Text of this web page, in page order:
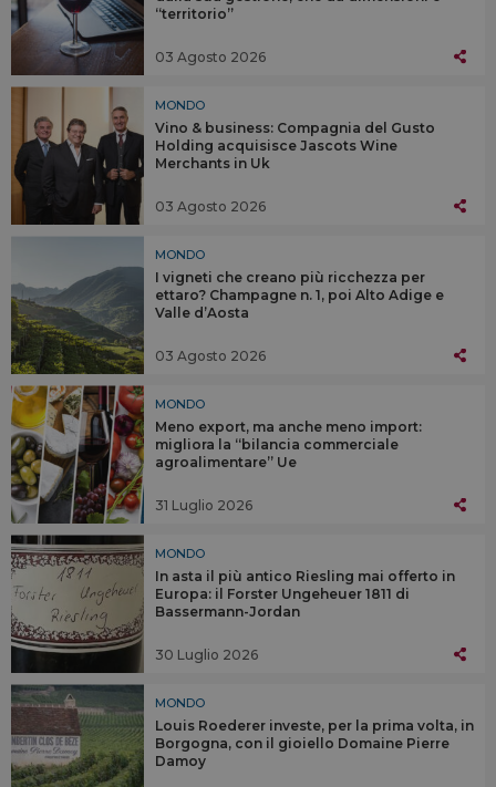
“territorio”
03 Agosto 2026
MONDO
Vino & business: Compagnia del Gusto
Holding acquisisce Jascots Wine
Merchants in Uk
03 Agosto 2026
MONDO
I vigneti che creano più ricchezza per
ettaro? Champagne n. 1, poi Alto Adige e
Valle d’Aosta
03 Agosto 2026
MONDO
Meno export, ma anche meno import:
migliora la “bilancia commerciale
agroalimentare” Ue
31 Luglio 2026
MONDO
In asta il più antico Riesling mai offerto in
Europa: il Forster Ungeheuer 1811 di
Bassermann-Jordan
30 Luglio 2026
MONDO
Louis Roederer investe, per la prima volta, in
Borgogna, con il gioiello Domaine Pierre
Damoy